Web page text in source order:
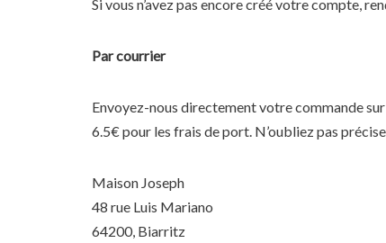
Si vous n’avez pas encore créé votre compte,
Par courrier
Envoyez-nous directement votre commande
6.5€ pour les frais de port. N’oubliez pas
Maison Joseph
48 rue Luis Mariano
64200, Biarritz